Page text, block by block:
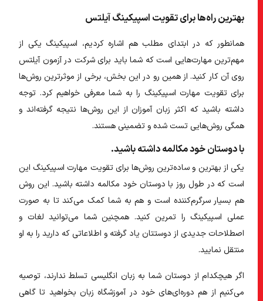
بهترین راه‌ها برای تقویت اسپیکینگ آیلتس
همانطور که در ابتدای مطلب هم اشاره کردیم، اسپیکینگ یکی از
مهم‌ترین مهارت‌هایی است که شما باید برای شرکت در آزمون آیلتس
روی آن کار کنید. از همین رو در این بخش، برخی از موثرترین روش‌ها
برای تقویت مهارت اسپیکینگ را به شما معرفی خواهیم کرد. توجه
داشته باشید که اکثر زبان آموزان از این روش‌ها نتیجه گرفته‌اند و
همگی روش‌هایی تست شده و تضمینی هستند.
با دوستان خود مکالمه داشته باشید.
یکی از بهترین و ساده‌ترین روش‌ها برای تقویت مهارت اسپیکینگ این
است که در طول روز با دوستان خود مکالمه داشته باشید. این روش
هم بسیار سرگرم‌کننده است و هم به شما کمک می‌کند تا به صورت
عملی اسپیکینگ را تمرین کنید. همچنین شما می‌توانید لغات و
اصطلاحات جدیدی از دوستتان یاد گرفته و اطلاعاتی که دارید را به او
منتقل نمایید.
اگر هیچکدام از دوستان شما به زبان انگلیسی تسلط ندارند، توصیه
می‌کنیم از هم دوره‌ای‌های خود در آموزشگاه زبان بخواهید تا گاهی